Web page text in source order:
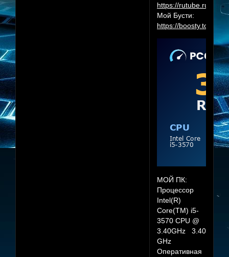
https://rutube.ru/
Мой Бусти:
https://boosty.to/
МОЙ ПК:
Процессор
Intel(R)
Core(TM) i5-
3570 CPU @
3.40GHz 3.40
GHz
Оперативная